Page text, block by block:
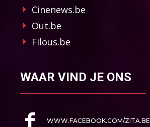
Cinenews.be
Out.be
Filous.be
WAAR VIND JE ONS
WWW.FACEBOOK.COM/ZITA.BE